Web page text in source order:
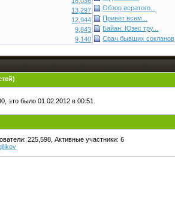
Обзор всратого...
Привет всем...
Байан: Юзес тру...
Срач бывших сокланов
13,297
12,944
9,843
9,140
это было 01.02.2012 в 00:51.
225,598,Активные участники: 6